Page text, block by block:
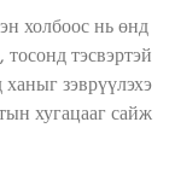
холбоос нь өнд
тэсвэртэй
зэврүүлэхэ
хугацааг сайж